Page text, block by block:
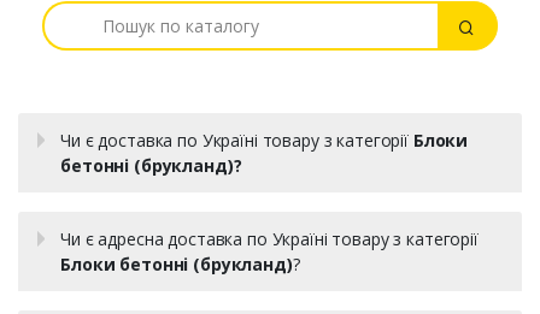
Пошук
Пошук
Чи є доставка по Україні товару з категорії Блоки
бетонні (брукланд)?
Чи є адресна доставка по Україні товару з категорії
Блоки бетонні (брукланд)?